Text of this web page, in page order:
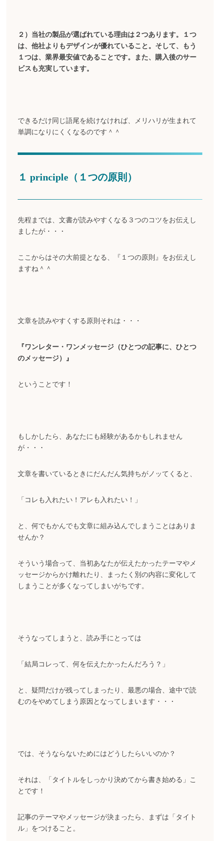
２）当社の製品が選ばれている理由は２つあります。１つ
は、他社よりもデザインが優れていること。そして、もう
１つは、業界最安値であることです。また、購入後のサー
ビスも充実しています。
できるだけ同じ語尾を続けなければ、メリハリが生まれて
単調になりにくくなるのです＾＾
１ principle（１つの原則）
先程までは、文書が読みやすくなる３つのコツをお伝えし
ましたが・・・
ここからはその大前提となる、『１つの原則』をお伝えし
ますね＾＾
文章を読みやすくする原則それは・・・
『ワンレター・ワンメッセージ（ひとつの記事に、ひとつ
のメッセージ）』
ということです！
もしかしたら、あなたにも経験があるかもしれません
が・・・
文章を書いているときにだんだん気持ちがノッてくると、
「コレも入れたい！アレも入れたい！」
と、何でもかんでも文章に組み込んでしまうことはありま
せんか？
そういう場合って、当初あなたが伝えたかったテーマやメ
ッセージからかけ離れたり、まったく別の内容に変化して
しまうことが多くなってしまいがちです。
そうなってしまうと、読み手にとっては
「結局コレって、何を伝えたかったんだろう？」
と、疑問だけが残ってしまったり、最悪の場合、途中で読
むのをやめてしまう原因となってしまいます・・・
では、そうならないためにはどうしたらいいのか？
それは、「タイトルをしっかり決めてから書き始める」こ
とです！
記事のテーマやメッセージが決まったら、まずは「タイト
ル」をつけること。